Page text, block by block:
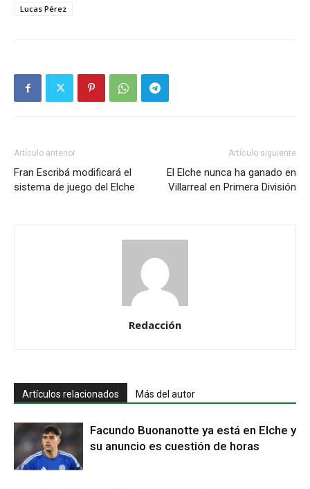
Lucas Pérez
Artículo anterior
Fran Escribá modificará el
sistema de juego del Elche
Artículo siguiente
El Elche nunca ha ganado en
Villarreal en Primera División
Redacción
Artículos relacionados Más del autor
Facundo Buonanotte ya está en Elche y
su anuncio es cuestión de horas